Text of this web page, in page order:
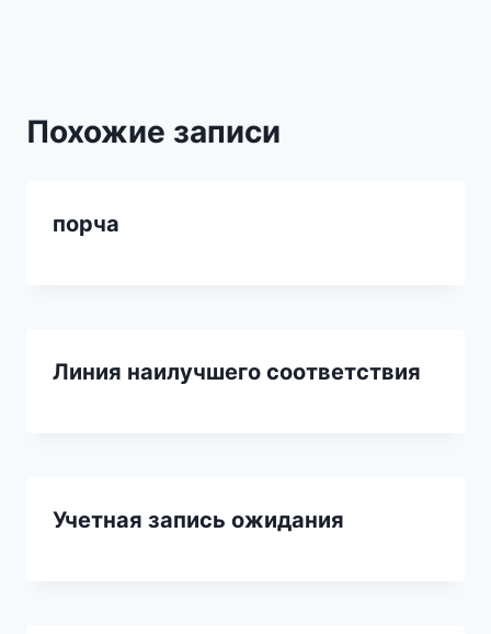
Похожие записи
порча
Линия наилучшего соответствия
Учетная запись ожидания